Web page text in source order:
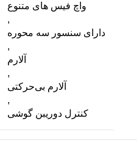
واچ فیس های متنوع
,
دارای سنسور سه محوره
,
آلارم
,
آلارم بی‌حرکتی
,
کنترل دوریبن گوشی